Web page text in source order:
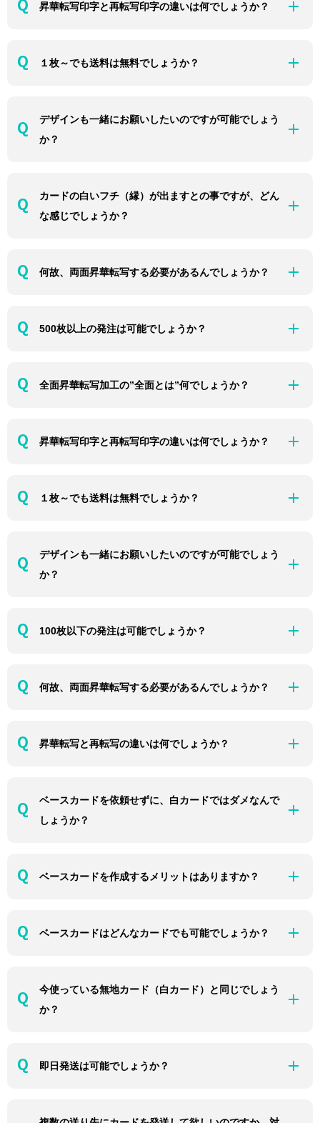
昇華転写印字と再転写印字の違いは何でしょうか？
１枚～でも送料は無料でしょうか？
デザインも一緒にお願いしたいのですが可能でしょう
か？
カードの白いフチ（縁）が出ますとの事ですが、どん
な感じでしょうか？
何故、両面昇華転写する必要があるんでしょうか？
500枚以上の発注は可能でしょうか？
全面昇華転写加工の”全面とは”何でしょうか？
昇華転写印字と再転写印字の違いは何でしょうか？
１枚～でも送料は無料でしょうか？
デザインも一緒にお願いしたいのですが可能でしょう
か？
100枚以下の発注は可能でしょうか？
何故、両面昇華転写する必要があるんでしょうか？
昇華転写と再転写の違いは何でしょうか？
ベースカードを依頼せずに、白カードではダメなんで
しょうか？
ベースカードを作成するメリットはありますか？
ベースカードはどんなカードでも可能でしょうか？
今使っている無地カード（白カード）と同じでしょう
か？
即日発送は可能でしょうか？